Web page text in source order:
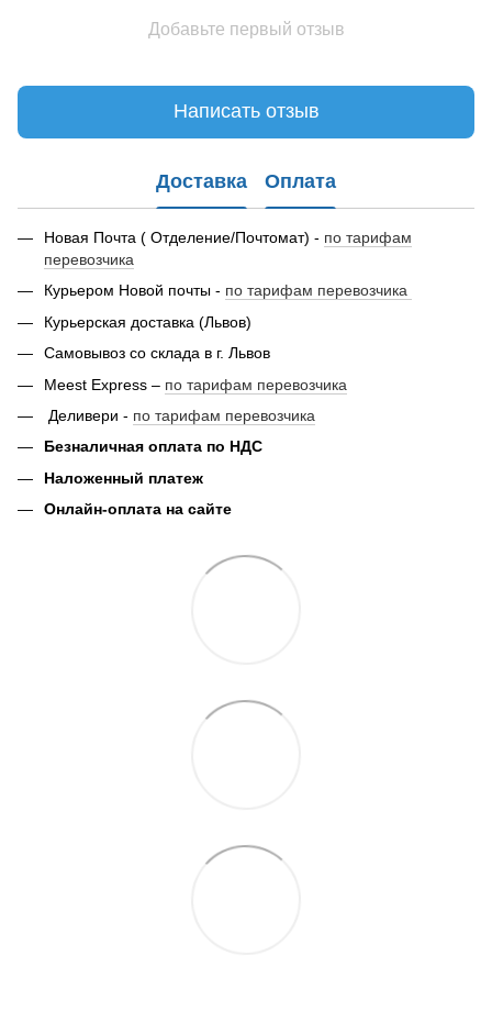
Добавьте первый отзыв
Написать отзыв
Доставка Оплата
Новая Почта ( Отделение/Почтомат) - по тарифам
перевозчика
Курьером Новой почты - по тарифам перевозчика
Курьерская доставка (Львов)
Самовывоз со склада в г. Львов
Meest Express – по тарифам перевозчика
Деливери - по тарифам перевозчика
Безналичная оплата по НДС
Наложенный платеж
Онлайн-оплата на сайте